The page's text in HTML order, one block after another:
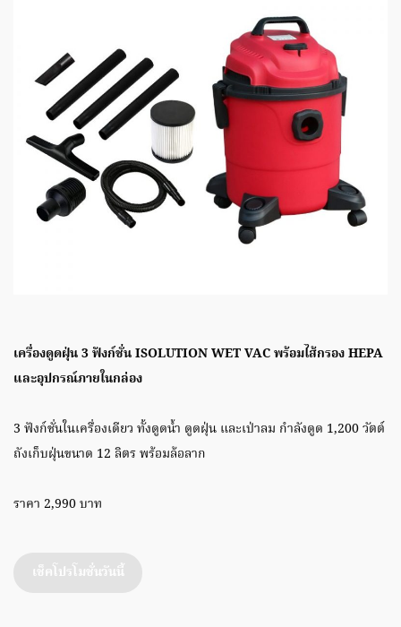
เครื่องดูดฝุ่น 3 ฟังก์ชั่น ISOLUTION WET VAC พร้อมไส้กรอง HEPA
และอุปกรณ์ภายในกล่อง
3 ฟังก์ชั่นในเครื่องเดียว ทั้งดูดน้ำ ดูดฝุ่น และเป่าลม กำลังดูด 1,200 วัตต์
ถังเก็บฝุ่นขนาด 12 ลิตร พร้อมล้อลาก
ราคา 2,990 บาท
เช็คโปรโมชั่นวันนี้